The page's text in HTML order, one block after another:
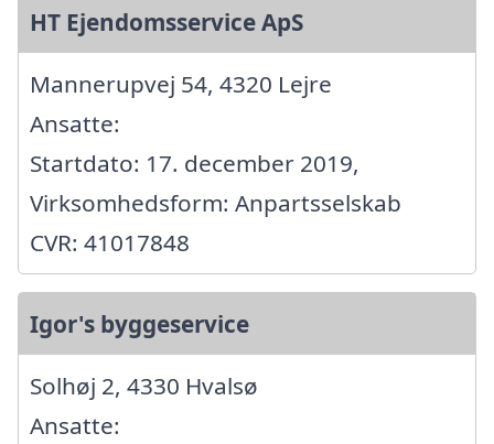
HT Ejendomsservice ApS
Mannerupvej 54, 4320 Lejre
Ansatte:
Startdato: 17. december 2019,
Virksomhedsform: Anpartsselskab
CVR: 41017848
Igor's byggeservice
Solhøj 2, 4330 Hvalsø
Ansatte: